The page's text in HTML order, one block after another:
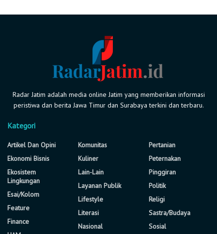
Radar Jatim adalah media online Jatim yang memberikan informasi
peristiwa dan berita Jawa Timur dan Surabaya terkini dan terbaru.
Kategori
Artikel Dan Opini
Ekonomi Bisnis
Ekosistem
Lingkungan
Esai/Kolom
Feature
Finance
Komunitas
Kuliner
Lain-Lain
Layanan Publik
Lifestyle
Literasi
Nasional
Pertanian
Peternakan
Pinggiran
Politik
Religi
Sastra/Budaya
Sosial